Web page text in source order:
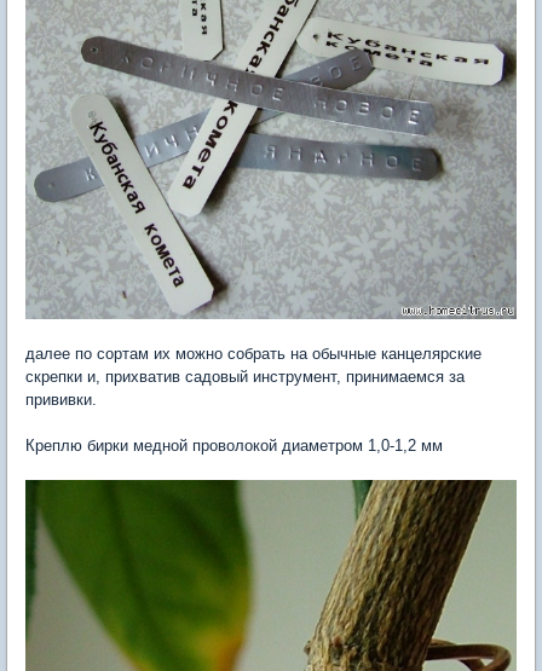
далее по сортам их можно собрать на обычные канцелярские
скрепки и, прихватив садовый инструмент, принимаемся за
прививки.
Креплю бирки медной проволокой диаметром 1,0-1,2 мм